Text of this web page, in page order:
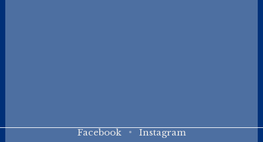
Marque : Mercedes Modèle :…
Facebook Instagram